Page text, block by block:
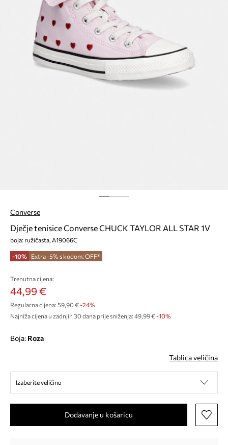
Converse
Dječje tenisice Converse CHUCK TAYLOR ALL STAR 1V
boja: ružičasta, A19066C
-10% Extra -5% s kodom: OFF*
Trenutna cijena:
44,99 €
Regularna cijena: 59,90 €-24%
Najniža cijena u zadnjih 30 dana prije sniženja: 49,99 € -10%
Boja: roza
Tablica veličina
Izaberite veličinu
Dodavanje u košaricu